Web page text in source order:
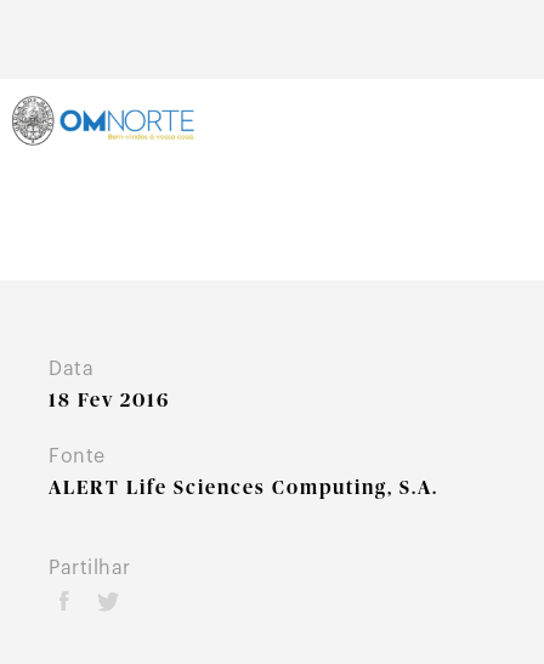
Data
18 Fev 2016
Fonte
ALERT Life Sciences Computing, S.A.
Partilhar